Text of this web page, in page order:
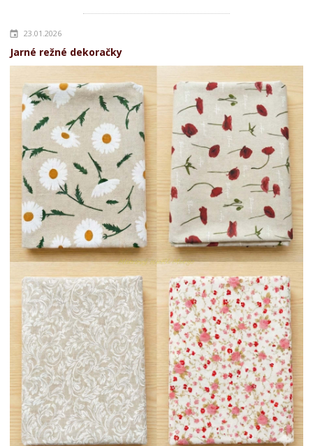
23.01.2026
Jarné režné dekoračky